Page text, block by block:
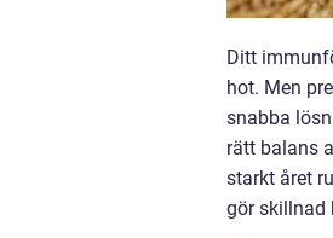
Ditt
hot. Men
snabba
rätt balans
starkt året
gör skillnad